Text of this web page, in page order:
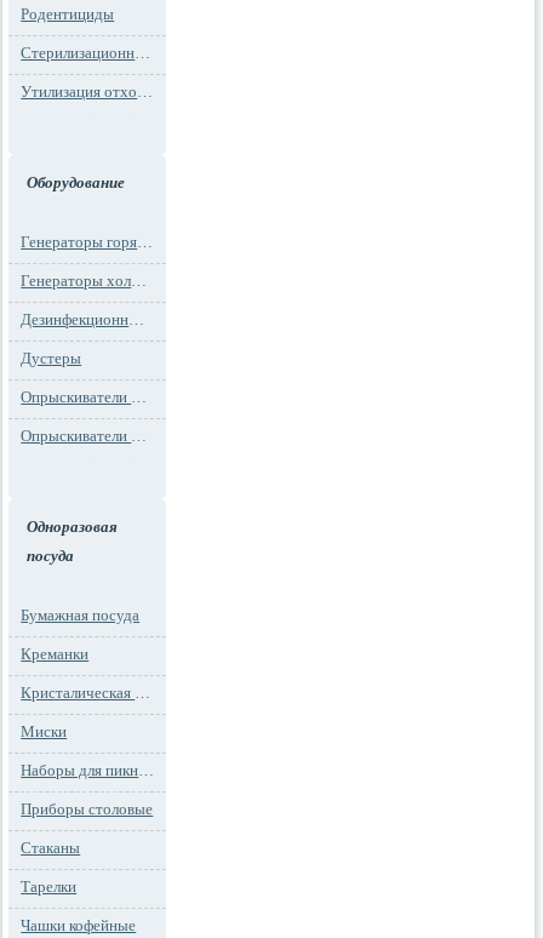
Родентициды
Стерилизационная упаковка
Утилизация отходов
Оборудование
Генераторы горячего тумана
Генераторы холодного тумана
Дезинфекционные установки
Дустеры
Опрыскиватели моторные
Опрыскиватели ранцевые
Одноразовая
посуда
Бумажная посуда
Креманки
Кристалическая посуда
Миски
Наборы для пикника
Приборы столовые
Стаканы
Тарелки
Чашки кофейные